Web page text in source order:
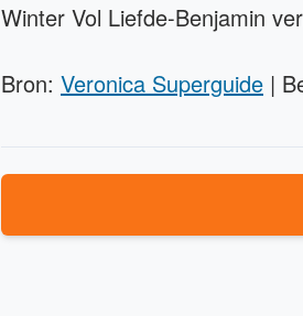
Winter Vol Liefde-Benjamin
Bron: Veronica Superguide |